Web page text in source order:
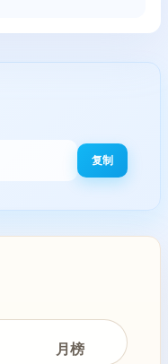
复制
月榜